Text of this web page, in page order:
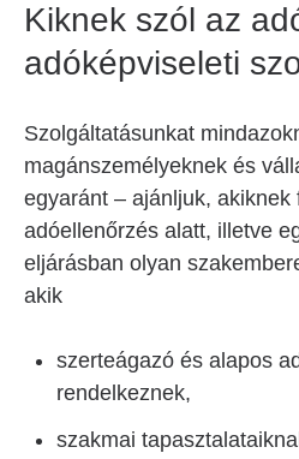
Kiknek szól az
adóképviseleti
Szolgáltatásunkat
magánszemélyeknek és
egyaránt – ajánljuk, akiknek
adóellenőrzés alatt, illetve
eljárásban olyan
akik
szerteágazó és alapos
rendelkeznek,
szakmai